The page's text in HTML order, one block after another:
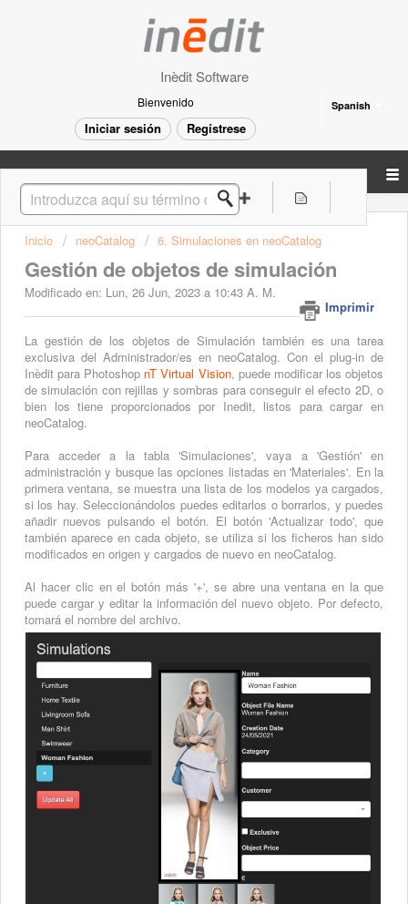
Inèdit Software
Spanish
Bienvenido
Iniciar sesión Regístrese
Inicio neoCatalog 6. Simulaciones en neoCatalog
Gestión de objetos de simulación
Imprimir
Modificado en: Lun, 26 Jun, 2023 a 10:43 A. M.
La gestión de los objetos de Simulación también es una tarea
exclusiva del Administrador/es en neoCatalog. Con el plug-in de
Inèdit para Photoshop nT Virtual Vision, puede modificar los objetos
de simulación con rejillas y sombras para conseguir el efecto 2D, o
bien los tiene proporcionados por Inedit, listos para cargar en
neoCatalog.
Para acceder a la tabla 'Simulaciones', vaya a 'Gestión' en
administración y busque las opciones listadas en 'Materiales'. En la
primera ventana, se muestra una lista de los modelos ya cargados,
si los hay. Seleccionándolos puedes editarlos o borrarlos, y puedes
añadir nuevos pulsando el botón. El botón 'Actualizar todo', que
también aparece en cada objeto, se utiliza si los ficheros han sido
modificados en origen y cargados de nuevo en neoCatalog.
Al hacer clic en el botón más '+', se abre una ventana en la que
puede cargar y editar la información del nuevo objeto. Por defecto,
tomará el nombre del archivo.